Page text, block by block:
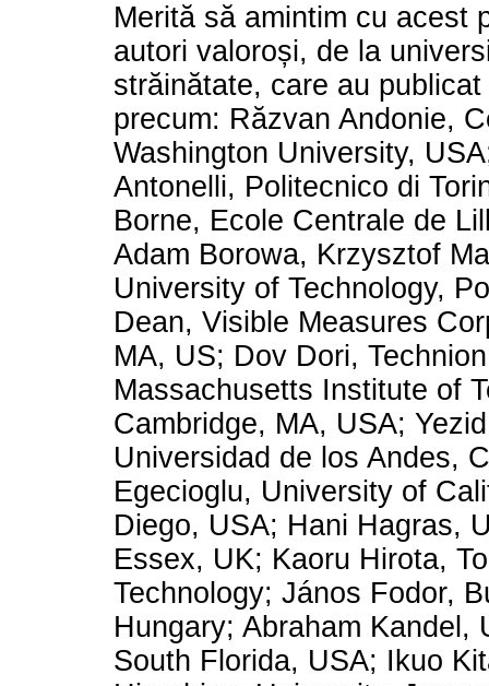
Merită să amintim cu acest
autori valoroși, de la
străinătate, care au
precum: Răzvan Andonie,
Washington University,
Antonelli, Politecnico di
Borne, Ecole Centrale de
Adam Borowa, Krzysztof
University of Technology,
Dean, Visible Measures
MA, US; Dov Dori,
Massachusetts Institute of
Cambridge, MA, USA;
Universidad de los Andes,
Egecioglu, University of
Diego, USA; Hani Hagras,
Essex, UK; Kaoru Hirota,
Technology; János Fodor,
Hungary; Abraham Kandel,
South Florida, USA; Ikuo